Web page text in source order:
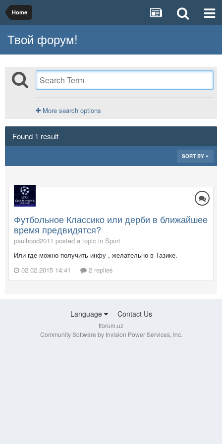
Home
Твой форум!
More search options
Found 1 result
SORT BY
Футбольное Классико или дерби в ближайшее
время предвидятся?
paulhood2011 posted a topic in Sport
Или где можно получить инфу , желательно в Тазике.
02.02.2015 14:41
2 replies
Language Contact Us
tforum.uz
Community Software by Invision Power Services, Inc.